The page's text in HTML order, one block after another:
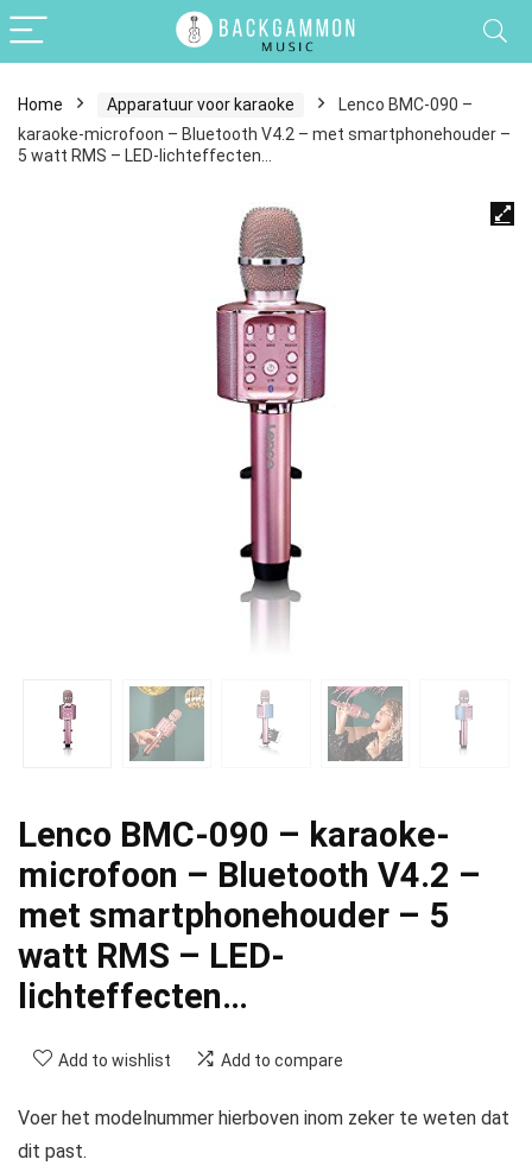
Home Apparatuur voor karaoke
Lenco BMC-090 –
karaoke-microfoon – Bluetooth V4.2 – met smartphonehouder –
5 watt RMS – LED-lichteffecten…
Lenco BMC-090 – karaoke-
microfoon – Bluetooth V4.2 –
met smartphonehouder – 5
watt RMS – LED-
lichteffecten…
Add to wishlist Add to compare
Voer het modelnummer hierboven inom zeker te weten dat
dit past.